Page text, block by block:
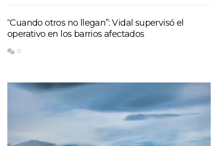
“Cuando otros no llegan”: Vidal supervisó el
operativo en los barrios afectados
0